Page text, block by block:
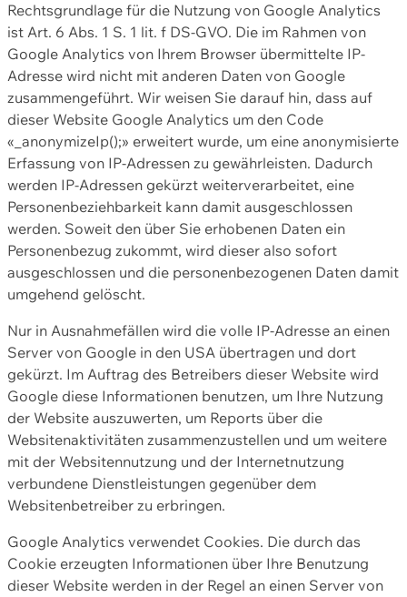
Rechtsgrundlage für die Nutzung von Google Analytics
ist Art. 6 Abs. 1 S. 1 lit. f DS-GVO. Die im Rahmen von
Google Analytics von Ihrem Browser übermittelte IP-
Adresse wird nicht mit anderen Daten von Google
zusammengeführt. Wir weisen Sie darauf hin, dass auf
dieser Website Google Analytics um den Code
«_anonymizeIp();» erweitert wurde, um eine anonymisierte
Erfassung von IP-Adressen zu gewährleisten. Dadurch
werden IP-Adressen gekürzt weiterverarbeitet, eine
Personenbeziehbarkeit kann damit ausgeschlossen
werden. Soweit den über Sie erhobenen Daten ein
Personenbezug zukommt, wird dieser also sofort
ausgeschlossen und die personenbezogenen Daten damit
umgehend gelöscht.
Nur in Ausnahmefällen wird die volle IP-Adresse an einen
Server von Google in den USA übertragen und dort
gekürzt. Im Auftrag des Betreibers dieser Website wird
Google diese Informationen benutzen, um Ihre Nutzung
der Website auszuwerten, um Reports über die
Websitenaktivitäten zusammenzustellen und um weitere
mit der Websitennutzung und der Internetnutzung
verbundene Dienstleistungen gegenüber dem
Websitenbetreiber zu erbringen.
Google Analytics verwendet Cookies. Die durch das
Cookie erzeugten Informationen über Ihre Benutzung
dieser Website werden in der Regel an einen Server von